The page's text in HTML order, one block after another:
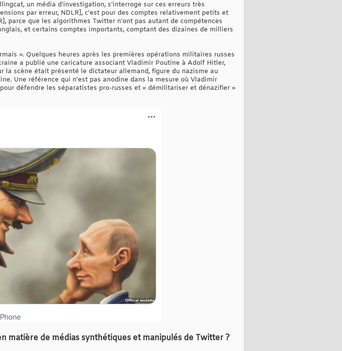
un média d'investigation, s'interroge sur ces erreurs très
par erreur, NDLR], c'est pour des comptes relativement petits et
parce que les algorithmes Twitter n'ont pas autant de compétences
et certains comptes importants, comptant des dizaines de milliers
». Quelques heures après les premières opérations militaires russes
a publié une caricature associant Vladimir Poutine à Adolf Hitler,
la scène était présenté le dictateur allemand, figure du nazisme au
Une référence qui n'est pas anodine dans la mesure où Vladimir
défendre les séparatistes pro-russes et « démilitariser et dénazifier »
matière de médias synthétiques et manipulés de Twitter ?